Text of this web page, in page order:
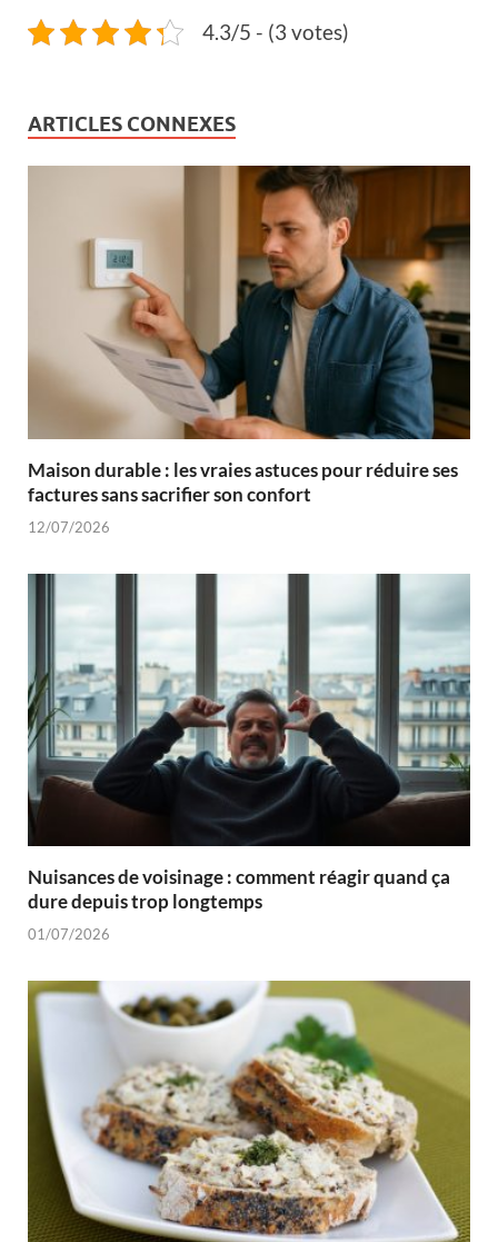
4.3/5 - (3 votes)
ARTICLES CONNEXES
Maison durable : les vraies astuces pour réduire ses
factures sans sacrifier son confort
12/07/2026
Nuisances de voisinage : comment réagir quand ça
dure depuis trop longtemps
01/07/2026